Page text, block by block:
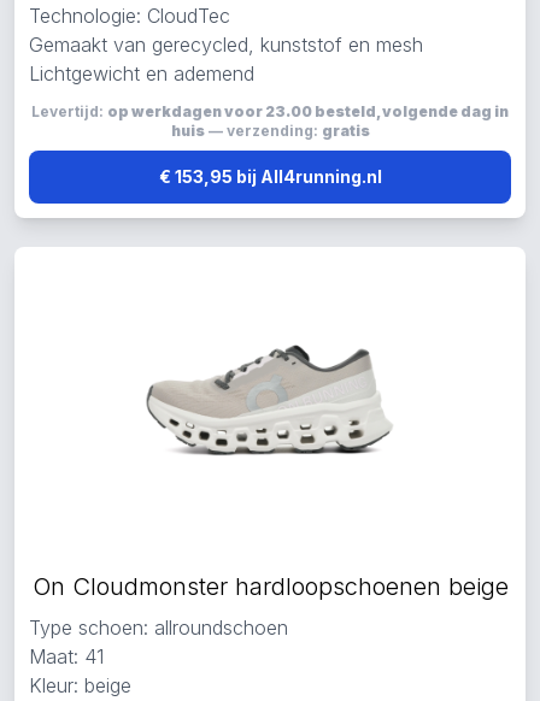
Technologie: CloudTec
Gemaakt van gerecycled, kunststof en mesh
Lichtgewicht en ademend
Levertijd: op werkdagen voor 23.00 besteld, volgende dag in
huis— verzending: gratis
€ 153,95 bij All4running.nl
On Cloudmonster hardloopschoenen beige
Type schoen: allroundschoen
Maat: 41
Kleur: beige